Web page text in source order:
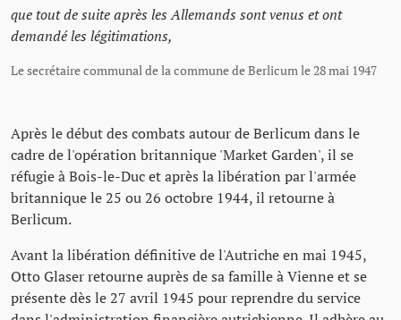
que tout de suite après les Allemands sont venus et ont
demandé les légitimations,
Le secrétaire communal de la commune de Berlicum le 28 mai 1947
Après le début des combats autour de Berlicum dans le
cadre de l'opération britannique 'Market Garden', il se
réfugie à Bois-le-Duc et après la libération par l'armée
britannique le 25 ou 26 octobre 1944, il retourne à
Berlicum.
Avant la libération définitive de l'Autriche en mai 1945,
Otto Glaser retourne auprès de sa famille à Vienne et se
présente dès le 27 avril 1945 pour reprendre du service